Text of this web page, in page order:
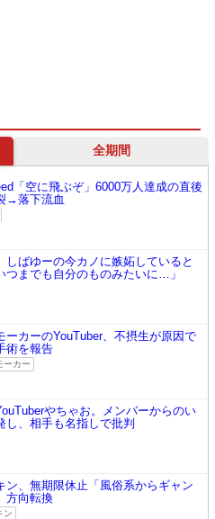
全期間
「空に飛ぶぞ」6000万人達成の直後
→落下流血
しばゆーの今カノに嫉妬していると
つまでも自分のものみたいに…」
ーカーのYouTuber、不摂生が原因で
術を報告
ーカー
やちゃお。メンバーからのい
し、相手も名指しで批判
ン、無期限休止「風俗系からギャン
方向転換
ン